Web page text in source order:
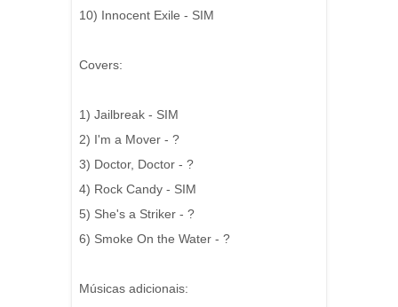
10) Innocent Exile - SIM
Covers:
1) Jailbreak - SIM
2) I'm a Mover - ?
3) Doctor, Doctor - ?
4) Rock Candy - SIM
5) She's a Striker - ?
6) Smoke On the Water - ?
Músicas adicionais: